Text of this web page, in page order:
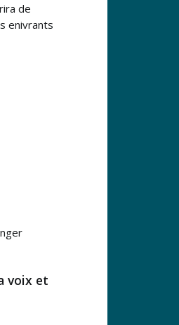
de
enivrants
voix et